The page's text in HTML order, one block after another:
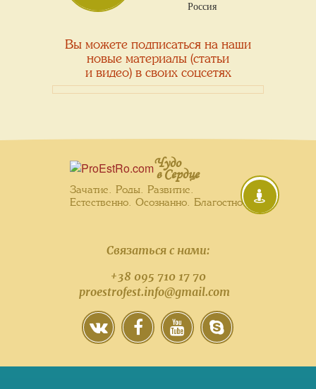
Россия
Вы можете подписаться на наши
новые материалы (статьи
и видео) в своих соцсетях
Чудо
в Сердце
Зачатие. Роды. Развитие.
Естественно. Осознанно. Благостно.
Связаться с нами:
+38 095 710 17 70
proestrofest.info@gmail.com